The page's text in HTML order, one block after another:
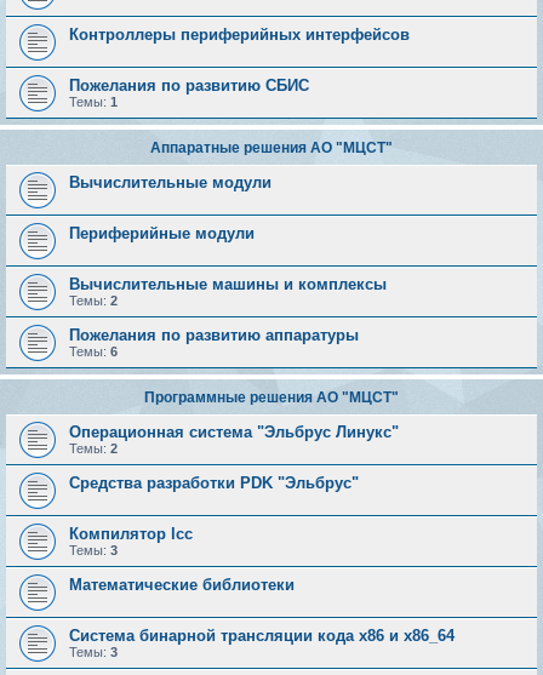
Контроллеры периферийных интерфейсов
Пожелания по развитию СБИС
Темы: 1
Аппаратные решения АО "МЦСТ"
Вычислительные модули
Периферийные модули
Вычислительные машины и комплексы
Темы: 2
Пожелания по развитию аппаратуры
Темы: 6
Программные решения АО "МЦСТ"
Операционная система "Эльбрус Линукс"
Темы: 2
Средства разработки PDK "Эльбрус"
Компилятор lcc
Темы: 3
Математические библиотеки
Система бинарной трансляции кода х86 и х86_64
Темы: 3